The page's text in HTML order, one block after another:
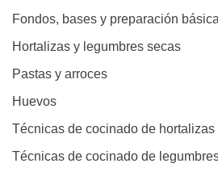
Fondos, bases y preparación
Hortalizas y legumbres secas
Pastas y arroces
Huevos
Técnicas de cocinado de hortalizas
Técnicas de cocinado de